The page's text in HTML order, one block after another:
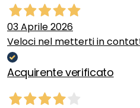
03 Aprile 2026
Veloci nel metterti in
Acquirente verificato